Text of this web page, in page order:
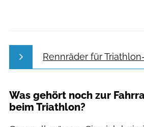
Rennräder für
Was gehört noch zur
beim Triathlon?